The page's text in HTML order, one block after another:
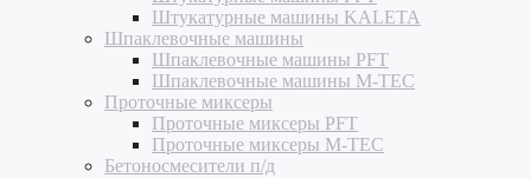
Штукатурные машины KALETA
Шпаклевочные машины
Шпаклевочные машины PFT
Шпаклевочные машины M-TEC
Проточные миксеры
Проточные миксеры PFT
Проточные миксеры M-TEC
Бетоносмесители п/д